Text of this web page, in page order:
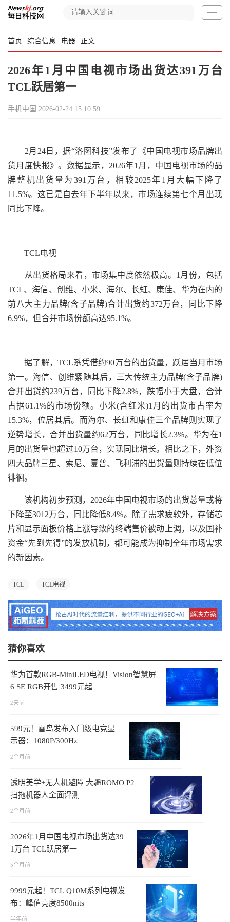
首页 综合信息 电器 正文
2026年1月中国电视市场出货达391万台
TCL跃居第一
手机中国 2026-02-24 15:10:59
2月24日，据“洛图科技”发布了《中国电视市场品牌出
货月度快报》。数据显示，2026年1月，中国电视市场的品
牌整机出货量为391万台，相较2025年1月大幅下降了
11.5%。这已是自去年下半年以来，市场连续第七个月出现
同比下降。
TCL电视
从出货格局来看，市场集中度依然极高。1月份，包括
TCL、海信、创维、小米、海尔、长虹、康佳、华为在内的
前八大主力品牌(含子品牌)合计出货约372万台，同比下降
6.9%，但合并市场份额高达95.1%。
据了解，TCL系凭借约90万台的出货量，跃居当月市场
第一。海信、创维紧随其后，三大传统主力品牌(含子品牌)
合并出货约239万台，同比下降2.8%，跌幅小于大盘，合计
占据61.1%的市场份额。小米(含红米)1月的出货市占率为
15.3%，位居其后。而海尔、长虹和康佳三个品牌则实现了
逆势增长，合并出货量约62万台，同比增长2.3%。华为在1
月的出货量也超过10万台，实现同比增长。相比之下，外资
四大品牌三星、索尼、夏普、飞利浦的出货量则持续在低位
徘徊。
该机构初步预测，2026年中国电视市场的出货总量或将
下降至3012万台，同比降低8.4%。除了需求疲软外，存储芯
片和显示面板价格上涨导致的终端售价被动上调，以及国补
资金“先到先得”的发放机制，都可能成为抑制全年市场需求
的新因素。
TCL TCL电视
猜你喜欢
华为首款RGB-MiniLED电视！Vision智慧屏
6 SE RGB开售 3499元起
2天前
599元！雷鸟发布入门级电竞显
示器：1080P/300Hz
2个月前
透明美学+无人机避障 大疆ROMO P2
扫拖机器人全面评测
2个月前
2026年1月中国电视市场出货达39
1万台 TCL跃居第一
5个月前
9999元起！TCL Q10M系列电视发
布：峰值亮度8500nits
半年前